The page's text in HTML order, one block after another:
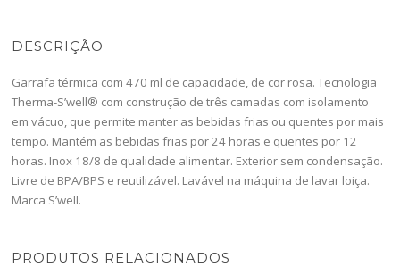
DESCRIÇÃO
Garrafa térmica com 470 ml de capacidade, de cor rosa. Tecnologia
Therma-S’well® com construção de três camadas com isolamento
em vácuo, que permite manter as bebidas frias ou quentes por mais
tempo. Mantém as bebidas frias por 24 horas e quentes por 12
horas. Inox 18/8 de qualidade alimentar. Exterior sem condensação.
Livre de BPA/BPS e reutilizável. Lavável na máquina de lavar loiça.
Marca S’well.
PRODUTOS RELACIONADOS